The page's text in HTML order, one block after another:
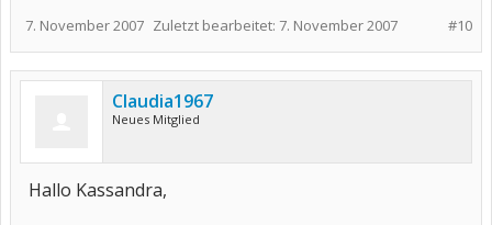
#10
7. November 2007 Zuletzt bearbeitet: 7. November 2007
Claudia1967
Neues Mitglied
Hallo Kassandra,